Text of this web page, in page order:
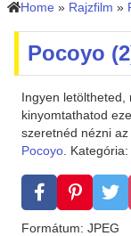
Home » Rajzfilm »
Pocoyo
Ingyen
kinyomtathatod
szeretnéd nézni
Pocoyo. Kategória:
Formátum: JPEG